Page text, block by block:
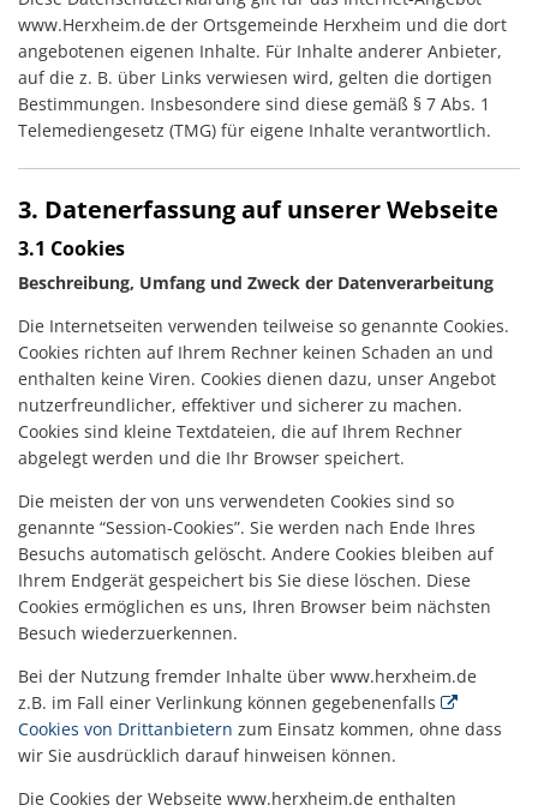
www.Herxheim.de der Ortsgemeinde Herxheim und die dort
angebotenen eigenen Inhalte. Für Inhalte anderer Anbieter,
auf die z. B. über Links verwiesen wird, gelten die dortigen
Bestimmungen. Insbesondere sind diese gemäß § 7 Abs. 1
Telemediengesetz (TMG) für eigene Inhalte verantwortlich.
3. Datenerfassung auf unserer Webseite
3.1 Cookies
Beschreibung, Umfang und Zweck der Datenverarbeitung
Die Internetseiten verwenden teilweise so genannte Cookies.
Cookies richten auf Ihrem Rechner keinen Schaden an und
enthalten keine Viren. Cookies dienen dazu, unser Angebot
nutzerfreundlicher, effektiver und sicherer zu machen.
Cookies sind kleine Textdateien, die auf Ihrem Rechner
abgelegt werden und die Ihr Browser speichert.
Die meisten der von uns verwendeten Cookies sind so
genannte “Session-Cookies”. Sie werden nach Ende Ihres
Besuchs automatisch gelöscht. Andere Cookies bleiben auf
Ihrem Endgerät gespeichert bis Sie diese löschen. Diese
Cookies ermöglichen es uns, Ihren Browser beim nächsten
Besuch wiederzuerkennen.
Bei der Nutzung fremder Inhalte über www.herxheim.de
z.B. im Fall einer Verlinkung können gegebenenfalls
Cookies von Drittanbietern zum Einsatz kommen, ohne dass
wir Sie ausdrücklich darauf hinweisen können.
Die Cookies der Webseite www.herxheim.de enthalten